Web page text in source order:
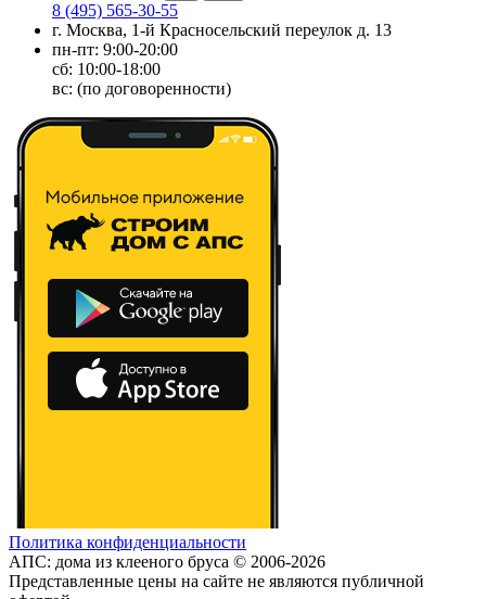
8 (495) 565-30-55
г. Москва, 1-й Красносельский переулок д. 13
пн-пт: 9:00-20:00
сб: 10:00-18:00
вс: (по договоренности)
Политика конфиденциальности
АПС: дома из клееного бруса © 2006-2026
Представленные цены на сайте не являются публичной